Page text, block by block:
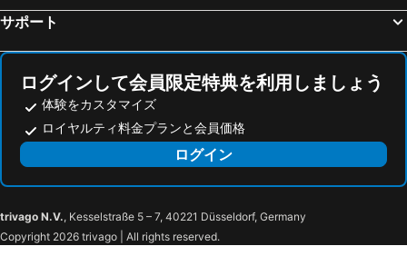
Palol de Rebardit, hotels with pools
Regencós, hotels with pools
サポート
ログインして会員限定特典を利用しましょう
体験をカスタマイズ
ロイヤルティ料金プランと会員価格
ログイン
trivago N.V., Kesselstraße 5 – 7, 40221 Düsseldorf, Germany
Copyright 2026 trivago | All rights reserved.